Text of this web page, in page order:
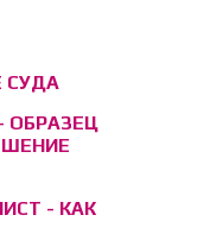
СУДА
ОБРАЗЕЦ
- КАК